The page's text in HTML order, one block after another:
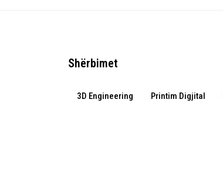
Shërbimet
3D Engineering Printim Digjital